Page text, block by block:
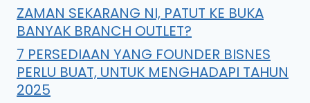
ZAMAN SEKARANG NI, PATUT KE BUKA
BANYAK BRANCH OUTLET?
7 PERSEDIAAN YANG FOUNDER BISNES
PERLU BUAT, UNTUK MENGHADAPI TAHUN
2025